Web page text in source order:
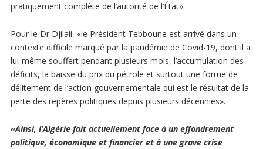
pratiquement complète de l’autorité de l’État».
Pour le Dr Djilali, «le Président Tebboune est arrivé dans un
contexte difficile marqué par la pandémie de Covid-19, dont il a
lui-même souffert pendant plusieurs mois, l’accumulation des
déficits, la baisse du prix du pétrole et surtout une forme de
délitement de l’action gouvernementale qui est le résultat de la
perte des repères politiques depuis plusieurs décennies».
«Ainsi, l’Algérie fait actuellement face à un effondrement
politique, économique et financier et à une grave crise